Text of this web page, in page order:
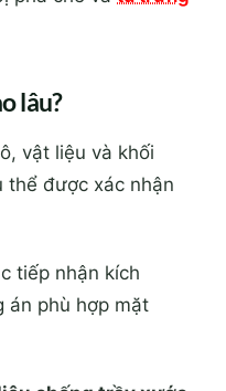
lâu?
vật liệu và khối
thể được xác nhận
tiếp nhận kích
án phù hợp mặt